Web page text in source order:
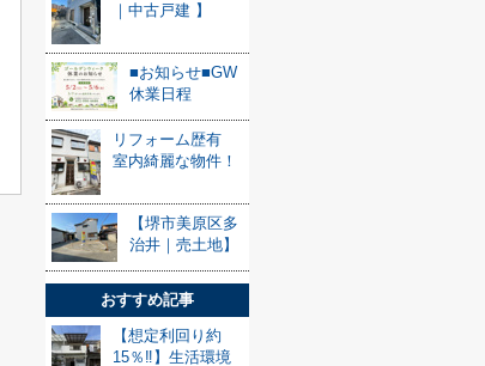
｜中古戸建 】
■お知らせ■GW
休業日程
リフォーム歴有
室内綺麗な物件！
【堺市美原区多
治井｜売土地】
おすすめ記事
【想定利回り約
15％‼】生活環境